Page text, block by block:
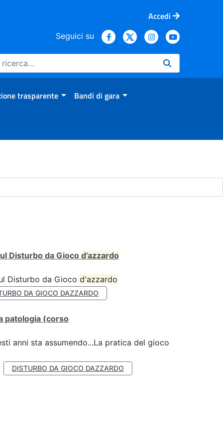
Accedi
Seguici su
trasparente Bandi di gara
Disturbo da Gioco d'azzardo
Disturbo da Gioco d'azzardo
DA GIOCO DAZZARDO
patologia (corso
anni sta assumendo...La pratica del gioco
DISTURBO DA GIOCO DAZZARDO